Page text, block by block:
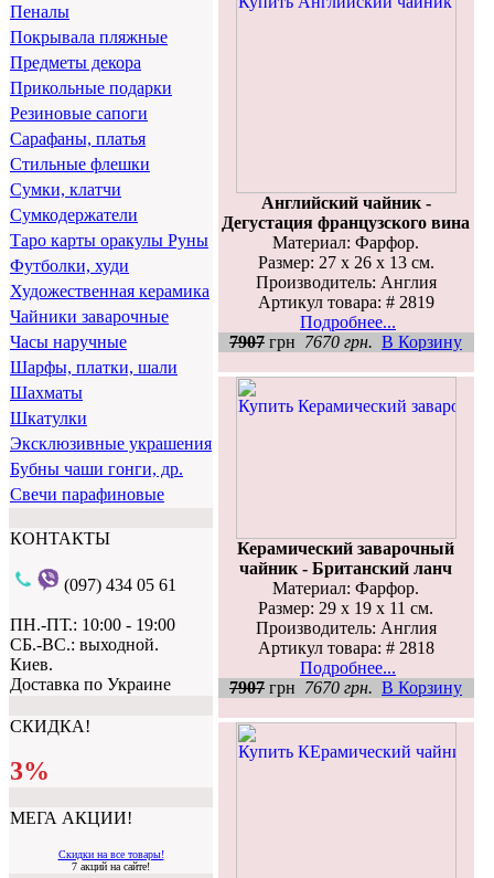
Пеналы
Покрывала пляжные
Предметы декора
Прикольные подарки
Резиновые сапоги
Сарафаны, платья
Стильные флешки
Сумки, клатчи
Сумкодержатели
Таро карты оракулы Руны
Футболки, худи
Художественная керамика
Чайники заварочные
Часы наручные
Шарфы, платки, шали
Шахматы
Шкатулки
Эксклюзивные украшения
Бубны чаши гонги, др.
Свечи парафиновые
КОНТАКТЫ
(097) 434 05 61
ПН.-ПТ.: 10:00 - 19:00
СБ.-ВС.: выходной.
Киев.
Доставка по Украине
СКИДКА!
3%
МЕГА АКЦИИ!
Скидки на все товары!
7 акций на сайте!
Английский чайник -
Дегустация французского вина
Материал: Фарфор.
Размер: 27 х 26 х 13 см.
Производитель: Англия
Артикул товара: # 2819
Подробнее...
7907 грн 7670 грн. В Корзину
Керамический заварочный
чайник - Британский ланч
Материал: Фарфор.
Размер: 29 х 19 х 11 см.
Производитель: Англия
Артикул товара: # 2818
Подробнее...
7907 грн 7670 грн. В Корзину